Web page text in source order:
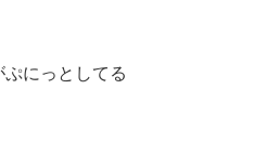
にっとしてる